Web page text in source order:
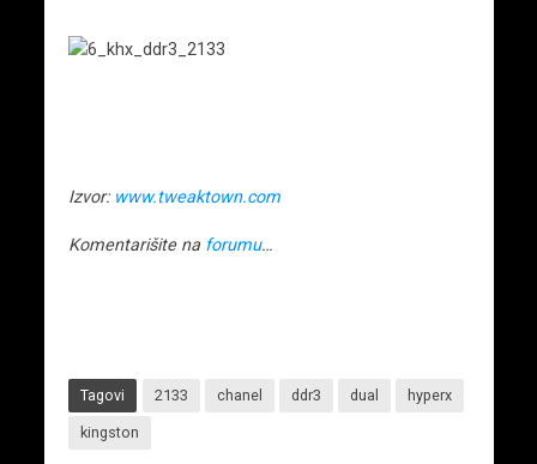
Izvor: www.tweaktown.com
Komentarišite na forumu…
Tagovi 2133 chanel ddr3 dual hyperx
kingston